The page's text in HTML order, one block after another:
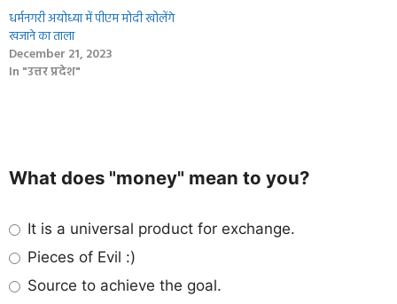
धर्मनगरी अयोध्या में पीएम मोदी खोलेंगे
खजाने का ताला
December 21, 2023
In "उत्तर प्रदेश"
What does "money" mean to you?
It is a universal product for exchange.
Pieces of Evil :)
Source to achieve the goal.